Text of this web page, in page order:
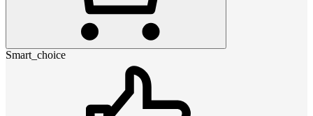
Smart_choice